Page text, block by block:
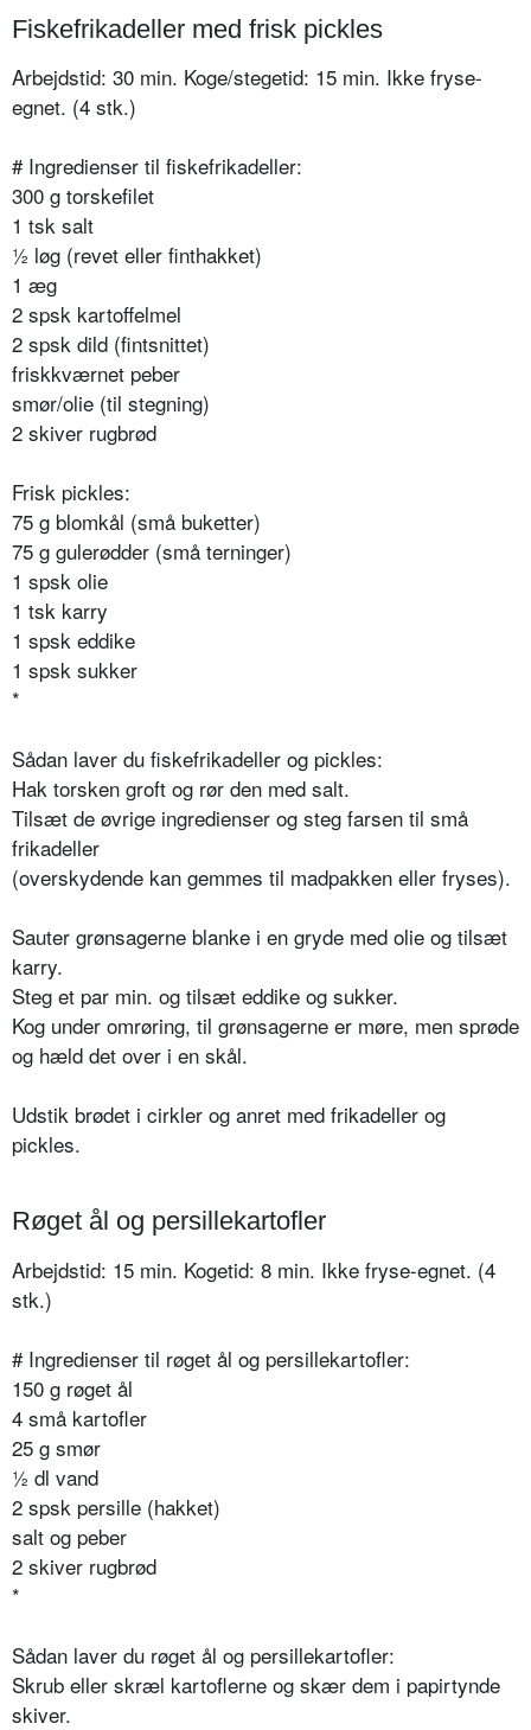
Fiskefrikadeller med frisk pickles
Arbejdstid: 30 min. Koge/stegetid: 15 min. Ikke fryse-
egnet. (4 stk.)
# Ingredienser til fiskefrikadeller:
300 g torskefilet
1 tsk salt
½ løg (revet eller finthakket)
1 æg
2 spsk kartoffelmel
2 spsk dild (fintsnittet)
friskkværnet peber
smør/olie (til stegning)
2 skiver rugbrød
Frisk pickles:
75 g blomkål (små buketter)
75 g gulerødder (små terninger)
1 spsk olie
1 tsk karry
1 spsk eddike
1 spsk sukker
*
Sådan laver du fiskefrikadeller og pickles:
Hak torsken groft og rør den med salt.
Tilsæt de øvrige ingredienser og steg farsen til små
frikadeller
(overskydende kan gemmes til madpakken eller fryses).
Sauter grønsagerne blanke i en gryde med olie og tilsæt
karry.
Steg et par min. og tilsæt eddike og sukker.
Kog under omrøring, til grønsagerne er møre, men sprøde
og hæld det over i en skål.
Udstik brødet i cirkler og anret med frikadeller og
pickles.
Røget ål og persillekartofler
Arbejdstid: 15 min. Kogetid: 8 min. Ikke fryse-egnet. (4
stk.)
# Ingredienser til røget ål og persillekartofler:
150 g røget ål
4 små kartofler
25 g smør
½ dl vand
2 spsk persille (hakket)
salt og peber
2 skiver rugbrød
*
Sådan laver du røget ål og persillekartofler:
Skrub eller skræl kartoflerne og skær dem i papirtynde
skiver.